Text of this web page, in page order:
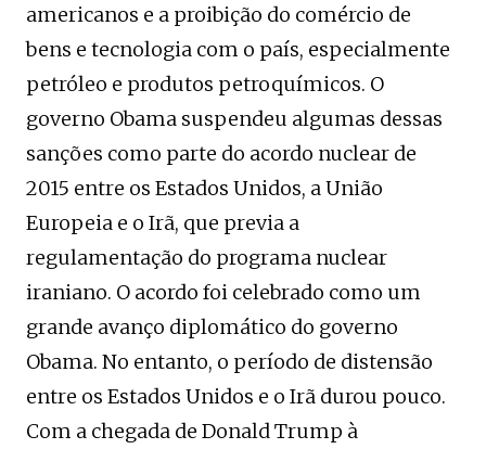
americanos e a proibição do comércio de
bens e tecnologia com o país, especialmente
petróleo e produtos petroquímicos. O
governo Obama suspendeu algumas dessas
sanções como parte do acordo nuclear de
2015 entre os Estados Unidos, a União
Europeia e o Irã, que previa a
regulamentação do programa nuclear
iraniano. O acordo foi celebrado como um
grande avanço diplomático do governo
Obama. No entanto, o período de distensão
entre os Estados Unidos e o Irã durou pouco.
Com a chegada de Donald Trump à